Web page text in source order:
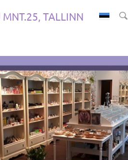
MNT.25, TALLINN